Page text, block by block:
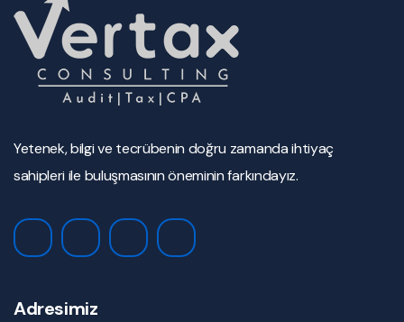
Yetenek, bilgi ve tecrübenin doğru zamanda ihtiyaç
sahipleri ile buluşmasının öneminin farkındayız.
Adresimiz